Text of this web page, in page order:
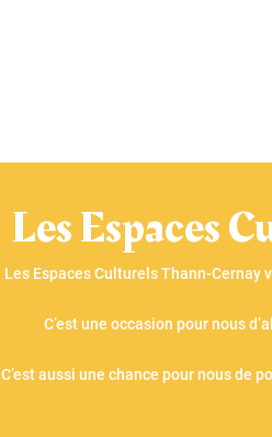
Les Espaces
Les Espaces Culturels Thann-Cernay
C’est une occasion pour nous
C’est aussi une chance pour nous de